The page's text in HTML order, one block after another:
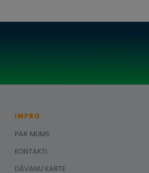
IMPRO
PAR MUMS
KONTAKTI
DĀVANU KARTE